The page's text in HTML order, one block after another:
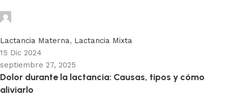
Lactancia Materna, Lactancia Mixta
15 Dic 2024
septiembre 27, 2025
Dolor durante la lactancia: Causas, tipos y cómo
aliviarlo